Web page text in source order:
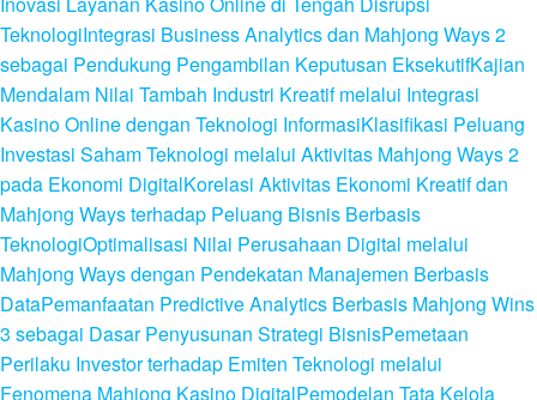
TeknologiIntegrasi Business Analytics dan Mahjong Ways 2
sebagai Pendukung Pengambilan Keputusan EksekutifKajian
Mendalam Nilai Tambah Industri Kreatif melalui Integrasi
Kasino Online dengan Teknologi InformasiKlasifikasi Peluang
Investasi Saham Teknologi melalui Aktivitas Mahjong Ways 2
pada Ekonomi DigitalKorelasi Aktivitas Ekonomi Kreatif dan
Mahjong Ways terhadap Peluang Bisnis Berbasis
TeknologiOptimalisasi Nilai Perusahaan Digital melalui
Mahjong Ways dengan Pendekatan Manajemen Berbasis
DataPemanfaatan Predictive Analytics Berbasis Mahjong Wins
3 sebagai Dasar Penyusunan Strategi BisnisPemetaan
Perilaku Investor terhadap Emiten Teknologi melalui
Fenomena Mahjong Kasino DigitalPemodelan Tata Kelola